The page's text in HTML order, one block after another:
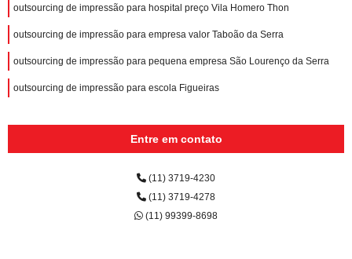
outsourcing de impressão para hospital preço Vila Homero Thon
outsourcing de impressão para empresa valor Taboão da Serra
outsourcing de impressão para pequena empresa São Lourenço da Serra
outsourcing de impressão para escola Figueiras
Entre em contato
(11) 3719-4230
(11) 3719-4278
(11) 99399-8698